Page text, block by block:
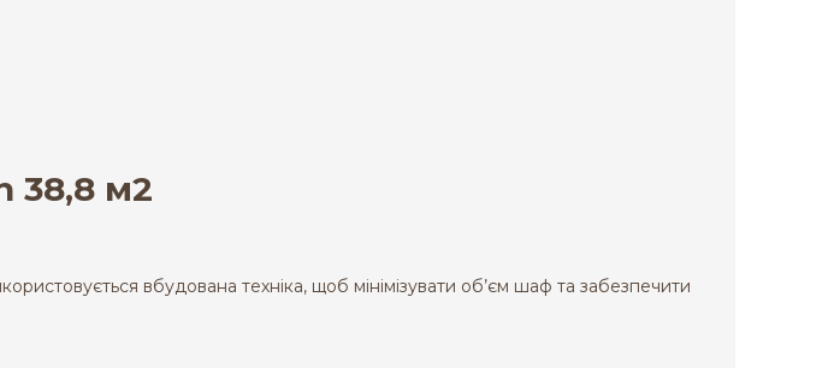
38,8 м2
вбудована техніка, щоб мінімізувати об’єм шаф та забезпечити